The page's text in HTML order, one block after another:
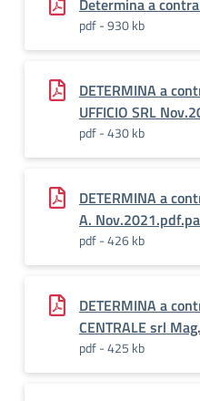
Determina a
pdf - 930 kb
DETERMINA a
UFFICIO SRL
pdf - 430 kb
DETERMINA a
A.
pdf - 426 kb
DETERMINA a
CENTRALE srl
pdf - 425 kb